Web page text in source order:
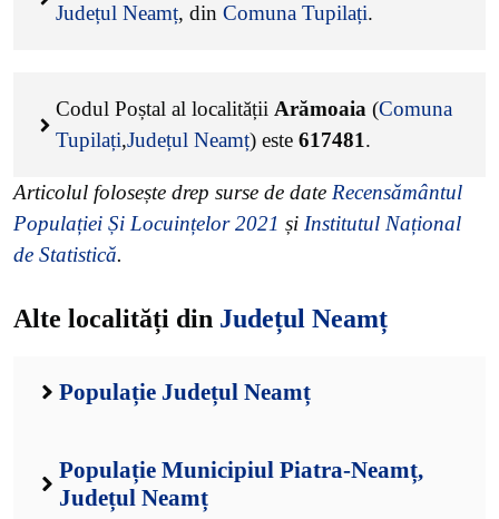
Județul Neamț, din Comuna Tupilați.
Codul Poștal al localității Arămoaia (Comuna
Tupilați,Județul Neamț) este 617481.
Articolul folosește drep surse de date Recensământul
Populației Și Locuințelor 2021 și Institutul Național
de Statistică.
Alte localități din Județul Neamț
Populație Județul Neamț
Populație Municipiul Piatra-Neamț,
Județul Neamț